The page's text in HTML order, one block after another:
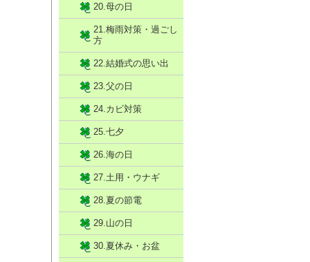
20.母の日
21.梅雨対策・過ごし
方
22.結婚式の思い出
23.父の日
24.カビ対策
25.七夕
26.海の日
27.土用・ウナギ
28.夏の節電
29.山の日
30.夏休み・お盆